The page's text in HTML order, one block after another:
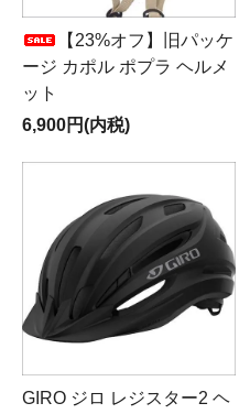
【23%オフ】旧パッケ
ージ カポル ポプラ ヘルメ
ット
6,900円(内税)
GIRO ジロ レジスター2 ヘ